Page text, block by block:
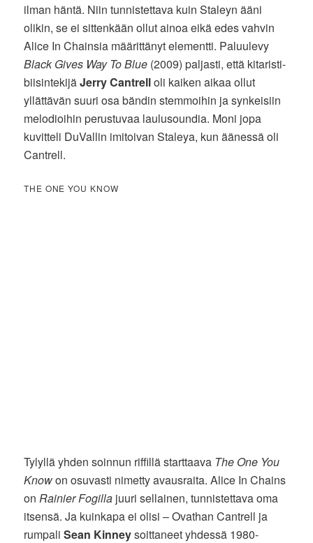
ilman häntä. Niin tunnistettava kuin Staleyn ääni
olikin, se ei sittenkään ollut ainoa eikä edes vahvin
Alice In Chainsia määrittänyt elementti. Paluulevy
Black Gives Way To Blue (2009) paljasti, että kitaristi-
biisintekijäJerry Cantrelloli kaiken aikaa ollut
yllättävän suuri osa bändin stemmoihin ja synkeisiin
melodioihin perustuvaa laulusoundia. Moni jopa
kuvitteli DuVallin imitoivan Staleya, kun äänessä oli
Cantrell.
THE ONE YOU KNOW
Tylyllä yhden soinnun riffillä starttaava The One You
Knowon osuvasti nimetty avausraita. Alice In Chains
onRainier Fogilla juuri sellainen, tunnistettava oma
itsensä. Ja kuinkapa ei olisi – Ovathan Cantrell ja
rumpaliSean Kinneysoittaneet yhdessä 1980-